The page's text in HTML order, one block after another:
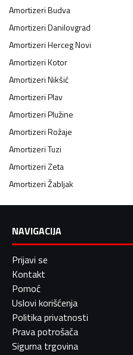
AmortizeriBudva
AmortizeriDanilovgrad
AmortizeriHerceg Novi
AmortizeriKotor
AmortizeriNikšić
AmortizeriPlav
AmortizeriPlužine
AmortizeriRožaje
AmortizeriTuzi
AmortizeriZeta
AmortizeriŽabljak
NAVIGACIJA
Prijavi se
Kontakt
Pomoć
Uslovi korišćenja
Politika privatnosti
Prava potrošača
Sigurna trgovina